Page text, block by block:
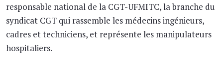
responsable national de la CGT-UFMITC, la branche du
syndicat CGT qui rassemble les médecins ingénieurs,
cadres et techniciens, et représente les manipulateurs
hospitaliers.